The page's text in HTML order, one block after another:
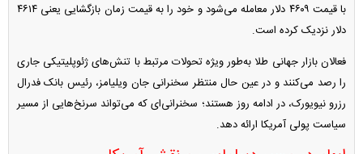
با قیمت ۴۶۰۹ دلار معامله می‌شود و خود را به قیمت زمان بازگشایی یعنی ۴۶۱۴
دلار نزدیک کرده است.
فعالان بازار جهانی طلا به‌طور ویژه تحولات مرتبط با تنش‌های ژئوپلیتیکی جاری
را رصد می‌کنند و در عین حال منتظر سخنرانی جان ویلیامز، رئیس بانک فدرال
رزرو نیویورک، در ادامه روز هستند؛ سخنرانی‌ای که می‌تواند سرنخ‌هایی از مسیر
سیاست پولی آمریکا ارائه دهد.